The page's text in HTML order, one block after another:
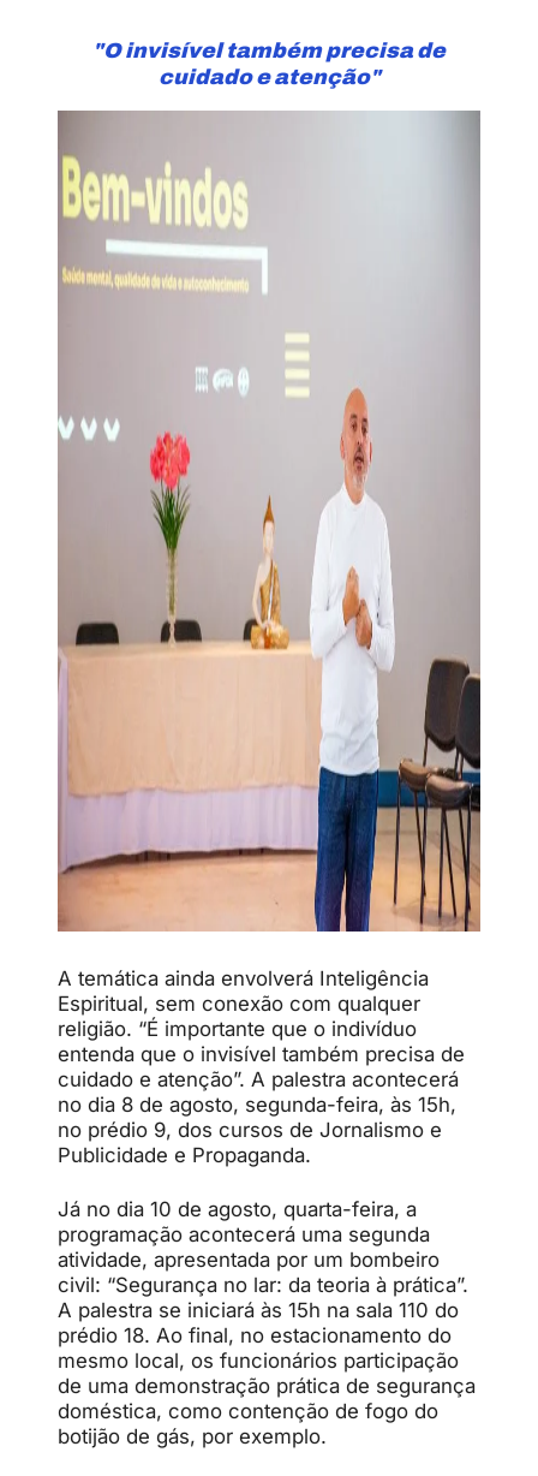
"O invisível também precisa de
cuidado e atenção"
A temática ainda envolverá Inteligência
Espiritual, sem conexão com qualquer
religião. “É importante que o indivíduo
entenda que o invisível também precisa de
cuidado e atenção”. A palestra acontecerá
no dia 8 de agosto, segunda-feira, às 15h,
no prédio 9, dos cursos de Jornalismo e
Publicidade e Propaganda.
Já no dia 10 de agosto, quarta-feira, a
programação acontecerá uma segunda
atividade, apresentada por um bombeiro
civil: “Segurança no lar: da teoria à prática”.
A palestra se iniciará às 15h na sala 110 do
prédio 18. Ao final, no estacionamento do
mesmo local, os funcionários participação
de uma demonstração prática de segurança
doméstica, como contenção de fogo do
botijão de gás, por exemplo.